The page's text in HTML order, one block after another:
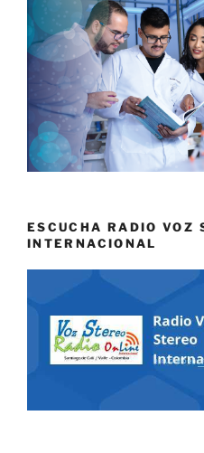
ESCUCHA RADIO VOZ
INTERNACIONAL